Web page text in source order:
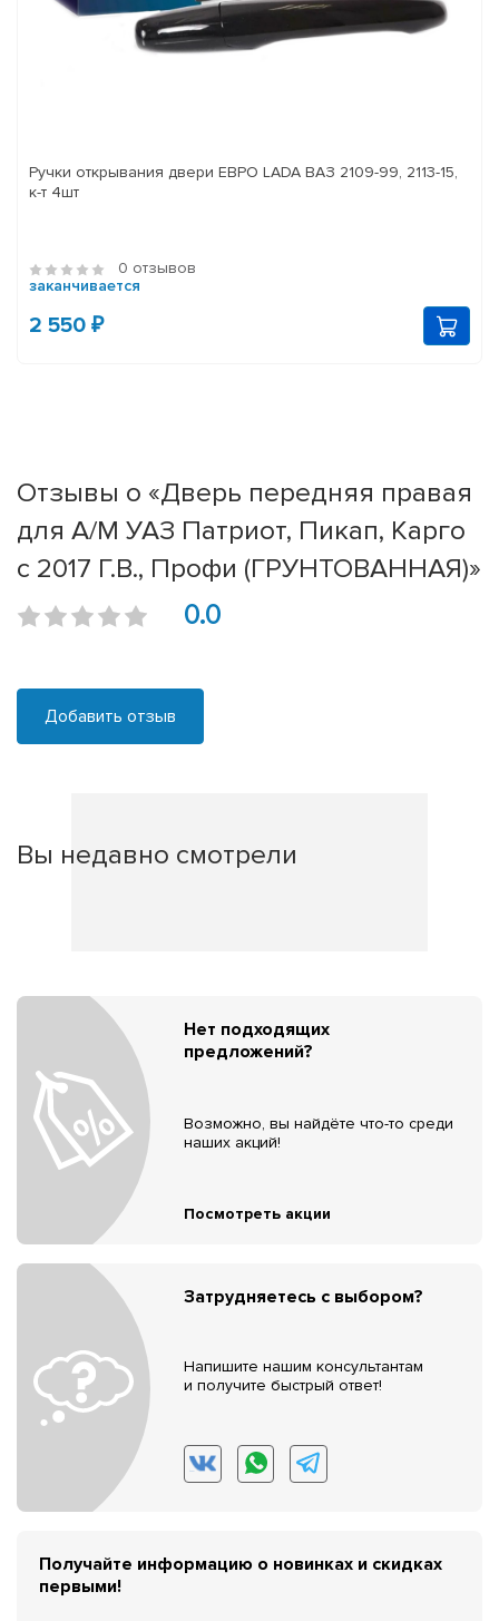
Ручки открывания двери ЕВРО LADA ВАЗ 2109-99, 2113-15,
к-т 4шт
0 отзывов
заканчивается
2 550 ₽
Отзывы о «Дверь передняя правая
для А/М УАЗ Патриот, Пикап, Карго
с 2017 Г.В., Профи (ГРУНТОВАННАЯ)»
0.0
Добавить отзыв
Вы недавно смотрели
Нет подходящих
предложений?
Возможно, вы найдёте что-то среди
наших акций!
Посмотреть акции
Затрудняетесь с выбором?
Напишите нашим консультантам
и получите быстрый ответ!
Получайте информацию о новинках и скидках
первыми!